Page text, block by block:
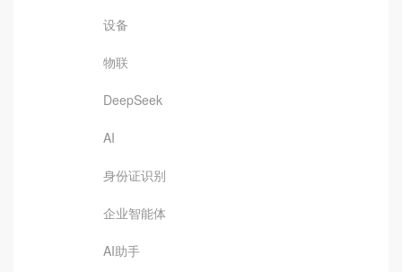
设备
物联
DeepSeek
AI
身份证识别
企业智能体
AI助手